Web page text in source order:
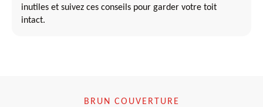
inutiles et suivez ces conseils pour garder votre toit
intact.
BRUN COUVERTURE